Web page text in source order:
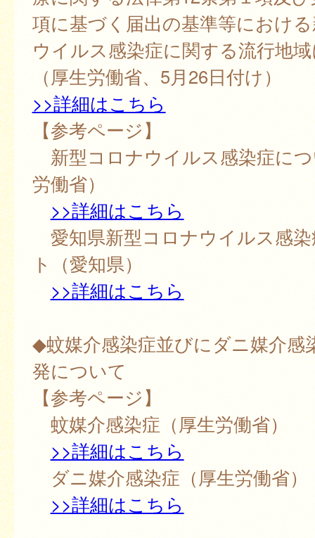
項に基づく届出の基準等におけ
ウイルス感染症に関する流行地
（厚生労働省、5月26日付け）
>>詳細はこちら
【参考ページ】
新型コロナウイルス感染症に
労働省）
>>詳細はこちら
愛知県新型コロナウイルス感
ト（愛知県）
>>詳細はこちら
◆蚊媒介感染症並びにダニ媒介感
発について
【参考ページ】
蚊媒介感染症（厚生労働省）
>>詳細はこちら
ダニ媒介感染症（厚生労働省）
>>詳細はこちら